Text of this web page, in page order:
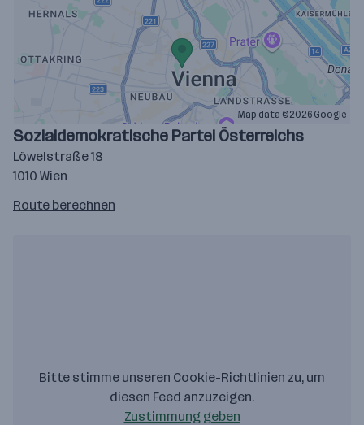
Map data ©2026 Google
Sozialdemokratische Partei Österreichs
Löwelstraße 18
1010 Wien
Route
Route berechnen
Bitte stimme unseren Cookie-Richtlinien zu, um
diesen Feed anzuzeigen.
Zustimmung geben